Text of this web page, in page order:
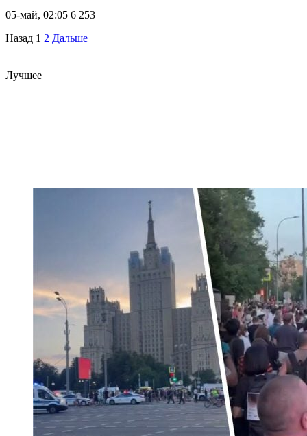
05-май, 02:05 6 253
Назад 1 2 Дальше
Лучшее